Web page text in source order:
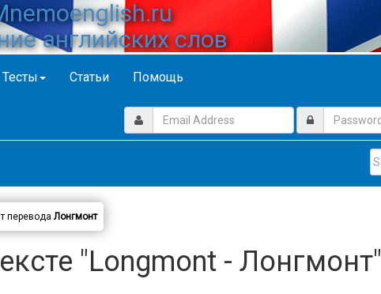
английских слов
Тесты Статьи Помощь
перевода Лонгмонт
"Longmont - Лонгмонт"